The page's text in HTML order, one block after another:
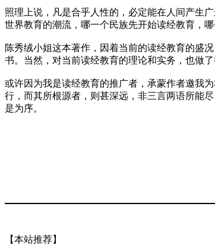
照理上说，凡是合乎人性的，必定能在人间产生
世界教育的潮流，哪一个民族先开始读经教育，
陈秀绒小姐这本著作，因着当前的读经教育的盛
书。当然，对当前读经教育的理论和实务，也做
或许因为我是读经教育的推广者，承蒙作者邀我
行，而其所根源者，则甚深远，非三言两语所能
是为序。
【本站推荐】